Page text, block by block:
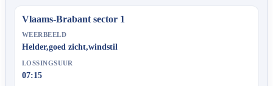
Vlaams-Brabant sector 1
WEERBEELD
Helder,goed zicht,windstil
LOSSINGSUUR
07:15